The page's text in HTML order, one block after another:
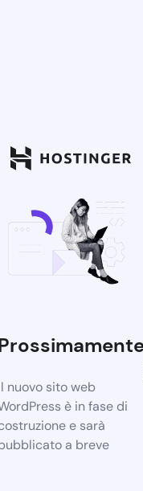
nuovo sito web
è in fase di
e sarà
a breve